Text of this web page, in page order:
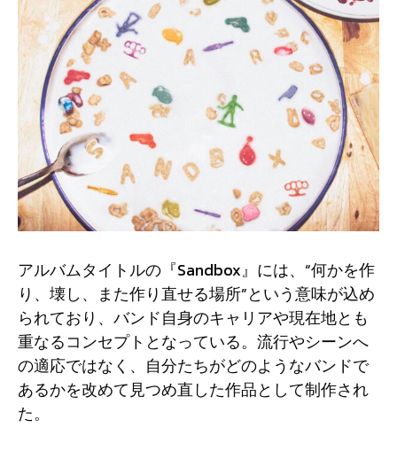
アルバムタイトルの『Sandbox』には、“何かを作
り、壊し、また作り直せる場所”という意味が込め
られており、バンド自身のキャリアや現在地とも
重なるコンセプトとなっている。流行やシーンへ
の適応ではなく、自分たちがどのようなバンドで
あるかを改めて見つめ直した作品として制作され
た。